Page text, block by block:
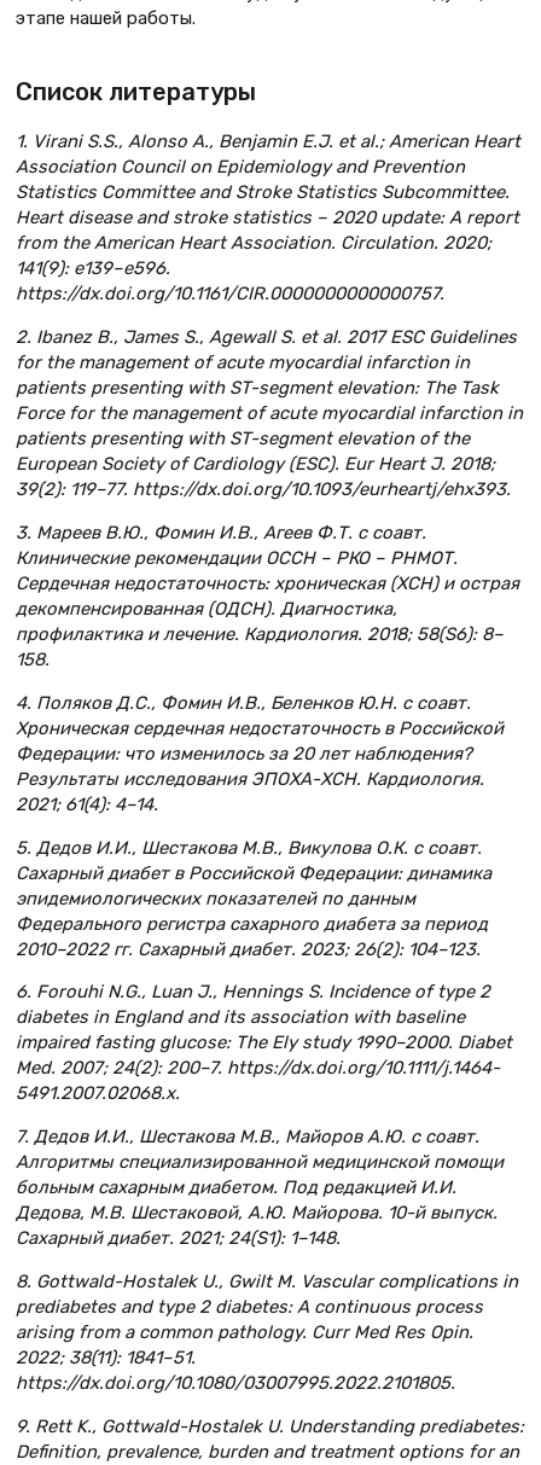
этапе нашей работы.
Список литературы
1. Virani S.S., Alonso A., Benjamin E.J. et al.; American Heart
Association Council on Epidemiology and Prevention
Statistics Committee and Stroke Statistics Subcommittee.
Heart disease and stroke statistics – 2020 update: A report
from the American Heart Association. Circulation. 2020;
141(9): e139–e596.
https://dx.doi.org/10.1161/CIR.0000000000000757.
2. Ibanez B., James S., Agewall S. et al. 2017 ESC Guidelines
for the management of acute myocardial infarction in
patients presenting with ST-segment elevation: The Task
Force for the management of acute myocardial infarction in
patients presenting with ST-segment elevation of the
European Society of Cardiology (ESC). Eur Heart J. 2018;
39(2): 119–77. https://dx.doi.org/10.1093/eurheartj/ehx393.
3. Мареев В.Ю., Фомин И.В., Агеев Ф.Т. с соавт.
Клинические рекомендации ОССН – РКО – РНМОТ.
Сердечная недостаточность: хроническая (ХСН) и острая
декомпенсированная (ОДСН). Диагностика,
профилактика и лечение. Кардиология. 2018; 58(S6): 8–
158.
4. Поляков Д.С., Фомин И.В., Беленков Ю.Н. с соавт.
Хроническая сердечная недостаточность в Российской
Федерации: что изменилось за 20 лет наблюдения?
Результаты исследования ЭПОХА-ХСН. Кардиология.
2021; 61(4): 4–14.
5. Дедов И.И., Шестакова М.В., Викулова О.К. с соавт.
Сахарный диабет в Российской Федерации: динамика
эпидемиологических показателей по данным
Федерального регистра сахарного диабета за период
2010–2022 гг. Сахарный диабет. 2023; 26(2): 104–123.
6. Forouhi N.G., Luan J., Hennings S. Incidence of type 2
diabetes in England and its association with baseline
impaired fasting glucose: The Ely study 1990–2000. Diabet
Med. 2007; 24(2): 200–7. https://dx.doi.org/10.1111/j.1464-
5491.2007.02068.x.
7. Дедов И.И., Шестакова М.В., Майоров А.Ю. с соавт.
Алгоритмы специализированной медицинской помощи
больным сахарным диабетом. Под редакцией И.И.
Дедова, М.В. Шестаковой, А.Ю. Майорова. 10-й выпуск.
Сахарный диабет. 2021; 24(S1): 1–148.
8. Gottwald-Hostalek U., Gwilt M. Vascular complications in
prediabetes and type 2 diabetes: A continuous process
arising from a common pathology. Curr Med Res Opin.
2022; 38(11): 1841–51.
https://dx.doi.org/10.1080/03007995.2022.2101805.
9. Rett K., Gottwald-Hostalek U. Understanding prediabetes:
Definition, prevalence, burden and treatment options for an